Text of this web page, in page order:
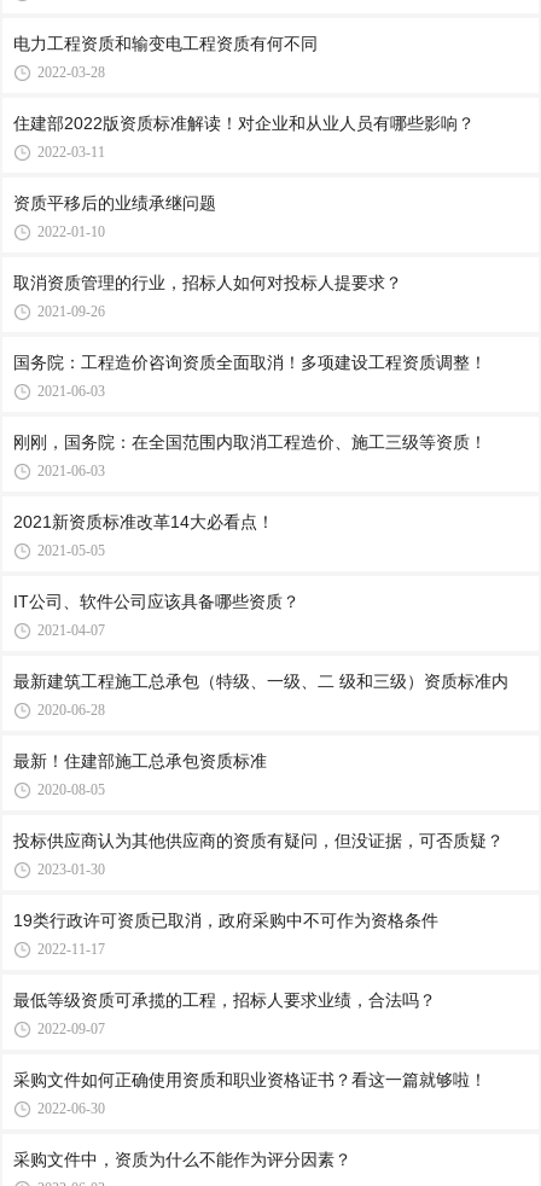
电力工程资质和输变电工程资质有何不同
2022-03-28
住建部2022版资质标准解读！对企业和从业人员有哪些影响？
2022-03-11
资质平移后的业绩承继问题
2022-01-10
取消资质管理的行业，招标人如何对投标人提要求？
2021-09-26
国务院：工程造价咨询资质全面取消！多项建设工程资质调整！
2021-06-03
刚刚，国务院：在全国范围内取消工程造价、施工三级等资质！
2021-06-03
2021新资质标准改革14大必看点！
2021-05-05
IT公司、软件公司应该具备哪些资质？
2021-04-07
最新建筑工程施工总承包（特级、一级、二 级和三级）资质标准内
2020-06-28
最新！住建部施工总承包资质标准
2020-08-05
投标供应商认为其他供应商的资质有疑问，但没证据，可否质疑？
2023-01-30
19类行政许可资质已取消，政府采购中不可作为资格条件
2022-11-17
最低等级资质可承揽的工程，招标人要求业绩，合法吗？
2022-09-07
采购文件如何正确使用资质和职业资格证书？看这一篇就够啦！
2022-06-30
采购文件中，资质为什么不能作为评分因素？